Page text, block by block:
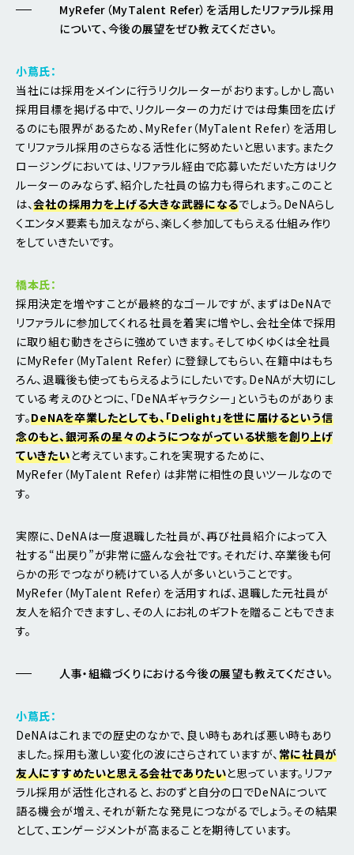
MyRefer（MyTalent Refer）を活用したリファラル採用
について、今後の展望をぜひ教えてください。
小蔦氏：
当社には採用をメインに行うリクルーターがおります。しかし高い
採用目標を掲げる中で、リクルーターの力だけでは母集団を広げ
るのにも限界があるため、MyRefer（MyTalent Refer）を活用し
てリファラル採用のさらなる活性化に努めたいと思います。またク
ロージングにおいては、リファラル経由で応募いただいた方はリク
ルーターのみならず、紹介した社員の協力も得られます。このこと
は、会社の採用力を上げる大きな武器になるでしょう。DeNAらし
くエンタメ要素も加えながら、楽しく参加してもらえる仕組み作り
をしていきたいです。
橋本氏：
採用決定を増やすことが最終的なゴールですが、まずはDeNAで
リファラルに参加してくれる社員を着実に増やし、会社全体で採用
に取り組む動きをさらに強めていきます。そしてゆくゆくは全社員
にMyRefer（MyTalent Refer）に登録してもらい、在籍中はもち
ろん、退職後も使ってもらえるようにしたいです。DeNAが大切にし
ている考えのひとつに、「DeNAギャラクシー」というものがありま
す。DeNAを卒業したとしても、「Delight」を世に届けるという信
念のもと、銀河系の星々のようにつながっている状態を創り上げ
ていきたいと考えています。これを実現するために、
MyRefer（MyTalent Refer）は非常に相性の良いツールなので
す。
実際に、DeNAは一度退職した社員が、再び社員紹介によって入
社する“出戻り”が非常に盛んな会社です。それだけ、卒業後も何
らかの形でつながり続けている人が多いということです。
MyRefer（MyTalent Refer）を活用すれば、退職した元社員が
友人を紹介できますし、その人にお礼のギフトを贈ることもできま
す。
人事・組織づくりにおける今後の展望も教えてください。
小蔦氏：
DeNAはこれまでの歴史のなかで、良い時もあれば悪い時もあり
ました。採用も激しい変化の波にさらされていますが、 常に社員が
友人にすすめたいと思える会社でありたいと思っています。リファ
ラル採用が活性化されると、おのずと自分の口でDeNAについて
語る機会が増え、それが新たな発見につながるでしょう。その結果
として、エンゲージメントが高まることを期待しています。